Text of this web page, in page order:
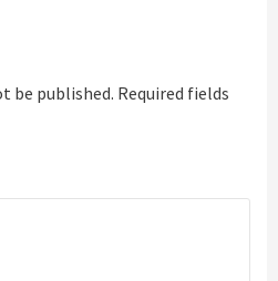
be published. Required fields